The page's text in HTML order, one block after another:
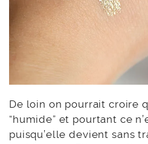
De loin on pourrait croire
“humide” et pourtant ce
puisqu’elle devient sans